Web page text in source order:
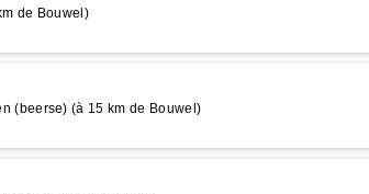
de Bouwel)
(beerse) (à 15 km de Bouwel)